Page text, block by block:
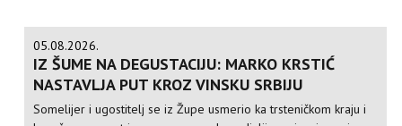
05.08.2026.
IZ ŠUME NA DEGUSTACIJU: MARKO KRSTIĆ
NASTAVLJA PUT KROZ VINSKU SRBIJU
Somelijer i ugostitelj se iz Župe usmerio ka trsteničkom kraju i